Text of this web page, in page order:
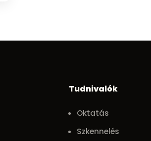
Tudnivalók
Oktatás
Szkennelés